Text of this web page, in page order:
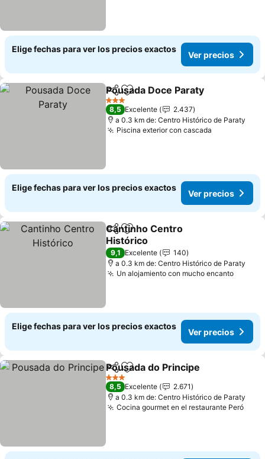
Elige fechas para ver los precios exactos
Ver precios
CompartirAgregar a favoritos
Pousada Doce Paraty
3 Estrellas
8,5 Excelente
2.437
a 0.3 km de: Centro Histórico de Paraty
Piscina exterior con cascada
Elige fechas para ver los precios exactos
Ver precios
CompartirAgregar a favoritos
Cantinho Centro
Histórico
Ver precios
9,1 Excelente
140
a 0.3 km de: Centro Histórico de Paraty
Un alojamiento con mucho encantoVer
Elige fechas para ver los precios exactos
Ver precios
CompartirAgregar a favoritos
Pousada do Principe
3 Estrellas
8,5 Excelente
2.671
a 0.3 km de: Centro Histórico de Paraty
Cocina gourmet en el restaurante PeróVer